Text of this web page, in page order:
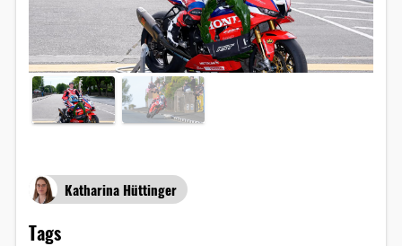
Katharina Hüttinger
Tags